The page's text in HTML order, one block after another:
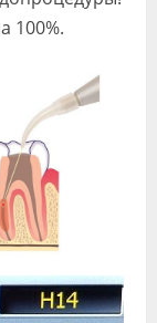
100%.